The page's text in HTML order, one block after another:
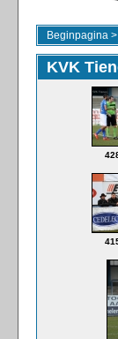
Beginpagina >
KVK